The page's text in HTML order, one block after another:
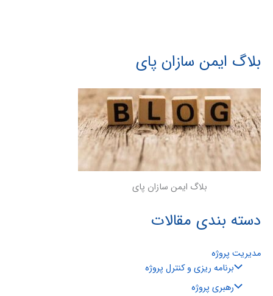
بلاگ ایمن سازان پای
بلاگ ایمن سازان پای
دسته بندی مقالات
مدیریت پروژه
برنامه ریزی و کنترل پروژه
رهبری پروژه